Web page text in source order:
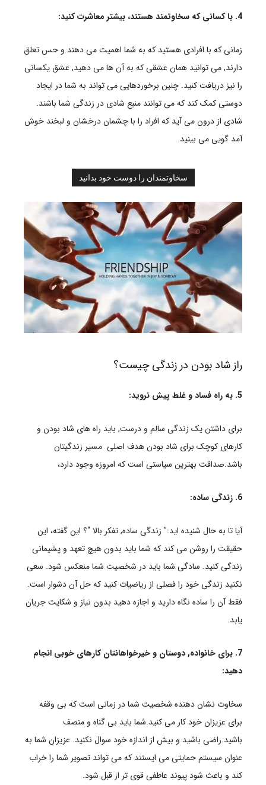
4. با کسانی که سخاوتمند هستند، بیشتر معاشرت کنید:
زمانی که با افرادی هستید که به شما اهمیت می دهند و حس تعلق
دارند, می توانید همان عشقی که به آن ها می دهید, عشق یکسانی
را نیز دریافت کنید. چنین برخوردهایی می تواند به شما در ایجاد
دوستی کمک کند که می توانند منبع شادی در زندگی شما باشند.
شادی از درون می آید که افراد را با چشمان درخشان و لبخند خوش
آمد گویی می بینید.
سخاوتمندان را دوست خود بدانید
راز شاد بودن در زندگی چیست؟
5. به راه فساد و غلط پیش نروید:
برای داشتن یک زندگی سالم و درست, باید راه های شاد بودن و
کارهای کوچک برای شاد بودن هدف اصلی مسیر زندگیتان
باشد.صداقت بهترین سیاستی است که امروزه وجود دارد،
6. زندگی ساده:
آیا تا به حال شنیده اید:” زندگی ساده, تفکر بالا “؟ این گفته، این
حقیقت را روشن می کند که شما باید بدون هیچ تعهد و پشیمانی
زندگی کنید. سادگی شما باید در شخصیت شما منعکس شود. سعی
نکنید زندگی خود را فصلی از ریاضیات کنید که حل آن دشوار است.
فقط آن را ساده نگاه دارید و اجازه دهید بدون نیاز و شکایت جریان
یابد.
7. برای خانواده, دوستان و خیرخواهانتان کارهای خوبی انجام
دهید:
سخاوت نشان دهنده شخصیت شما در زمانی است که بی وقفه
برای عزیزان خود کار می کنید.شما باید بی گناه و منصف
باشید.راضی باشید و بیش از اندازه خود سوال نکنید. عزیزان شما به
عنوان سیستم حمایتی می ایستند که می تواند تصویر شما را خراب
کند و باعث شود پیوند عاطفی قوی تر از قبل شود.